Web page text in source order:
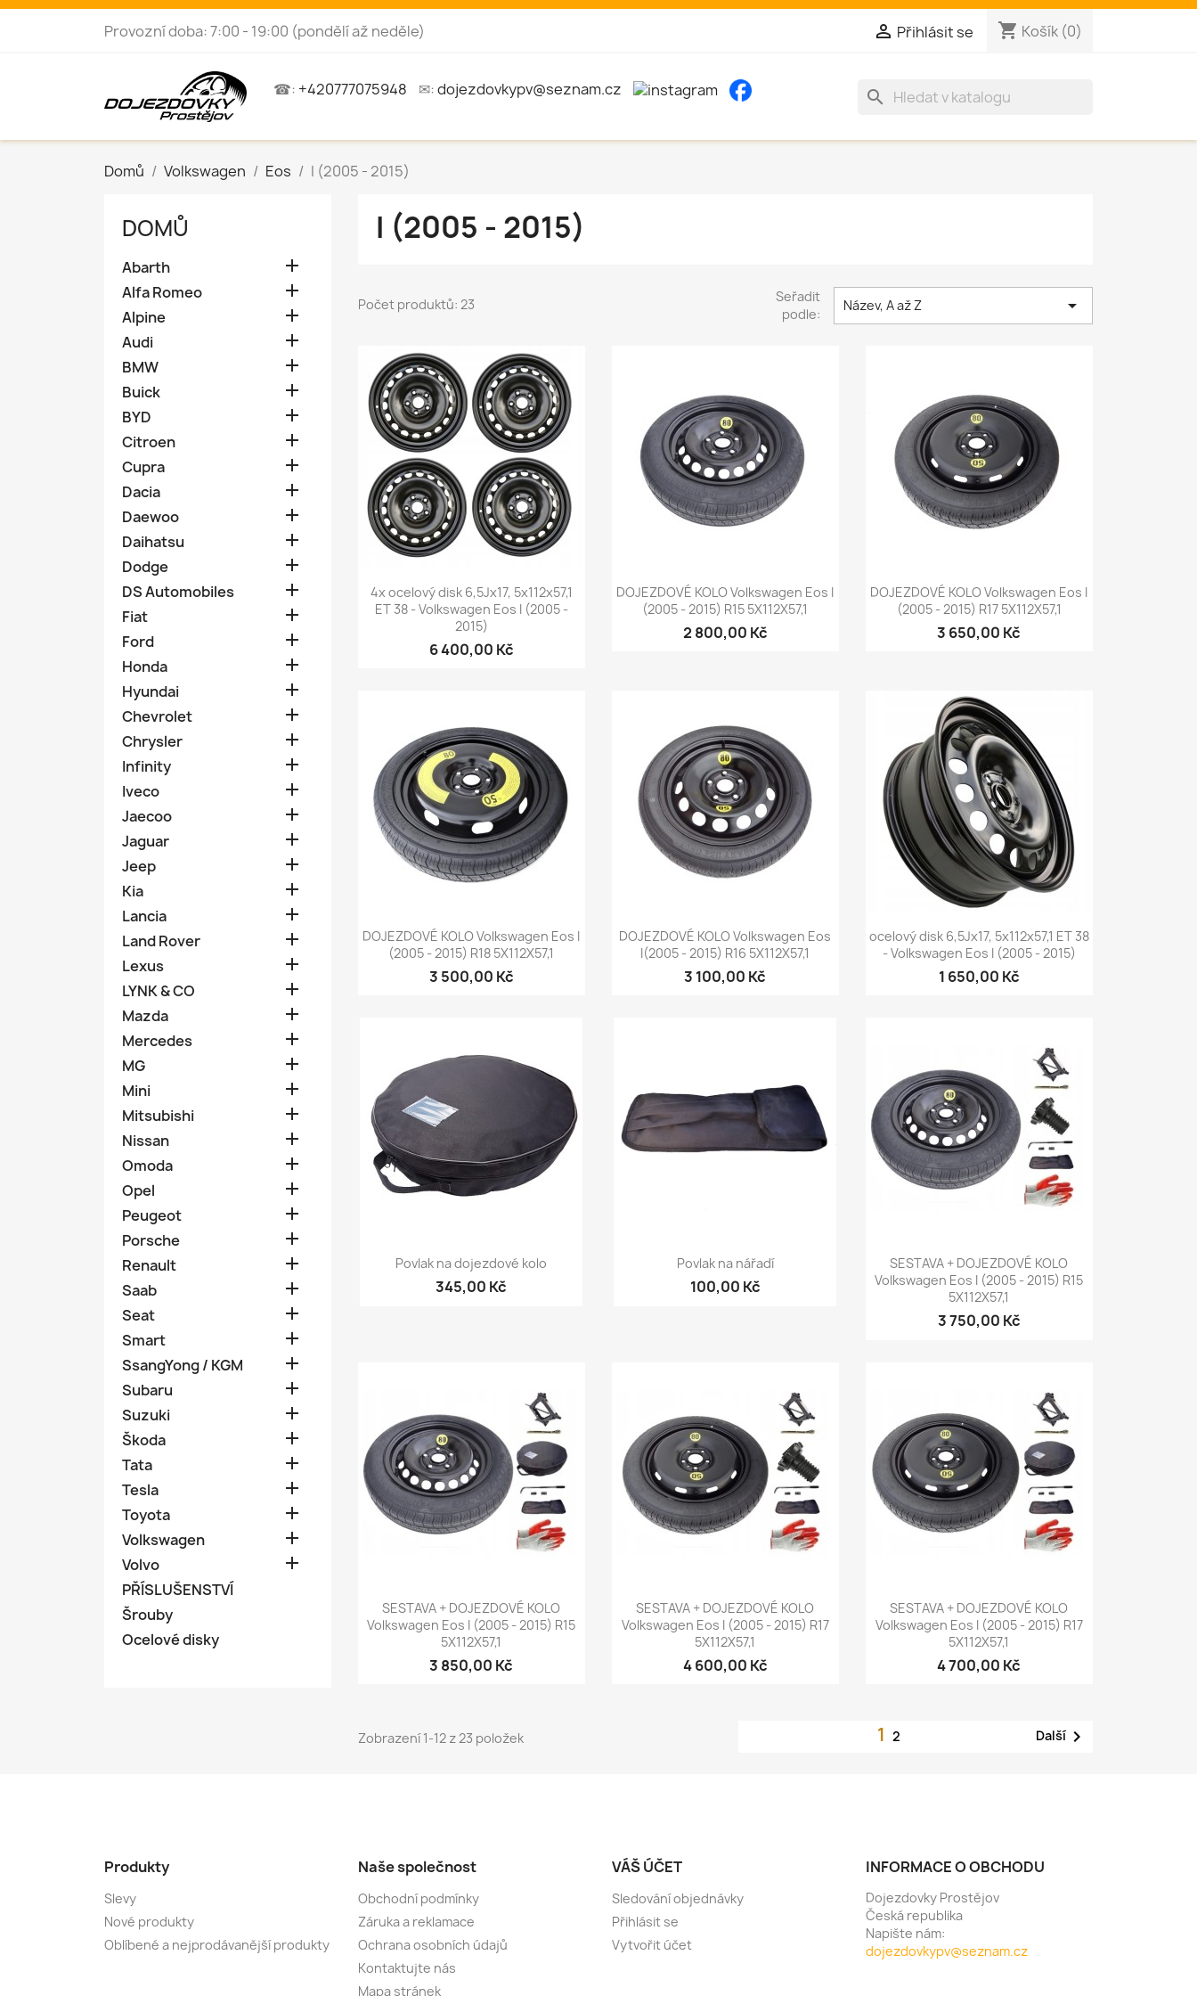
Provozní doba: 7:00 - 19:00 (pondělí až neděle)  Přihlásit se shopping_cart Košík (0)
☎: +420777075948 ✉:dojezdovkypv@seznam.cz search
Domů Volkswagen Eos I (2005 - 2015)
DOMŮ
Abarth 
Alfa Romeo 
Alpine 
Audi 
BMW 
Buick 
BYD 
Citroen 
Cupra 
Dacia 
Daewoo 
Daihatsu 
Dodge 
DS Automobiles 
Fiat 
Ford 
Honda 
Hyundai 
Chevrolet 
Chrysler 
Infinity 
Iveco 
Jaecoo 
Jaguar 
Jeep 
Kia 
Lancia 
Land Rover 
Lexus 
LYNK & CO 
Mazda 
Mercedes 
MG 
Mini 
Mitsubishi 
Nissan 
Omoda 
Opel 
Peugeot 
Porsche 
Renault 
Saab 
Seat 
Smart 
SsangYong / KGM 
Subaru 
Suzuki 
Škoda 
Tata 
Tesla 
Toyota 
Volkswagen 
Volvo 
PŘÍSLUŠENSTVÍ
Šrouby
Ocelové disky
I (2005 - 2015)
Počet produktů: 23
Seřadit
podle:
Název, A až Z 
Rychlý náhled
4x ocelový disk 6,5Jx17, 5x112x57,1
ET 38 - Volkswagen Eos I (2005 -
2015)
6 400,00 Kč
Rychlý náhled
DOJEZDOVÉ KOLO Volkswagen Eos I
(2005 - 2015) R15 5X112X57,1
2 800,00 Kč
Rychlý náhled
DOJEZDOVÉ KOLO Volkswagen Eos I
(2005 - 2015) R17 5X112X57,1
3 650,00 Kč
Rychlý náhled
DOJEZDOVÉ KOLO Volkswagen Eos I
(2005 - 2015) R18 5X112X57,1
3 500,00 Kč
Rychlý náhled
DOJEZDOVÉ KOLO Volkswagen Eos
I(2005 - 2015) R16 5X112X57,1
3 100,00 Kč
Rychlý náhled
ocelový disk 6,5Jx17, 5x112x57,1 ET 38
- Volkswagen Eos I (2005 - 2015)
1 650,00 Kč
Rychlý náhled
Povlak na dojezdové kolo
345,00 Kč
Rychlý náhled
Povlak na nářadí
100,00 Kč
Rychlý náhled
SESTAVA + DOJEZDOVÉ KOLO
Volkswagen Eos I (2005 - 2015) R15
5X112X57,1
3 750,00 Kč
Rychlý náhled
SESTAVA + DOJEZDOVÉ KOLO
Volkswagen Eos I (2005 - 2015) R15
5X112X57,1
3 850,00 Kč
Rychlý náhled
SESTAVA + DOJEZDOVÉ KOLO
Volkswagen Eos I (2005 - 2015) R17
5X112X57,1
4 600,00 Kč
Rychlý náhled
SESTAVA + DOJEZDOVÉ KOLO
Volkswagen Eos I (2005 - 2015) R17
5X112X57,1
4 700,00 Kč
Zobrazení 1-12 z 23 položek 12 Další
Produkty
Slevy
Nové produkty
Oblíbené a nejprodávanější produkty
Naše společnost
Obchodní podmínky
Záruka a reklamace
Ochrana osobních údajů
Kontaktujte nás
Mapa stránek
VÁŠ ÚČET
Sledování objednávky
Přihlásit se
Vytvořit účet
INFORMACE O OBCHODU
Dojezdovky Prostějov
Česká republika
Napište nám:
dojezdovkypv@seznam.cz